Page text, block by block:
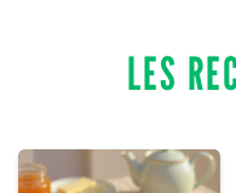
LES